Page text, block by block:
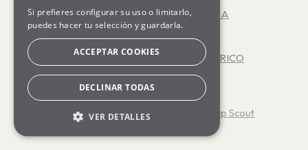
TODAVÍA NO TENGO LA LUZ CONTRATADA
YA TENGO LA LUZ CONTRATADA
FUNCIONAMIENTO DEL MERCADO ELÉCTRICO
OFICINA VIRTUAL
Som Energia2026. Help Scout
Si prefieres configurar su uso o limitarlo,
puedes hacer tu selección y guardarla.
ACCEPTAR COOKIES
DECLINAR TODAS
VER DETALLES
BÁSICAS